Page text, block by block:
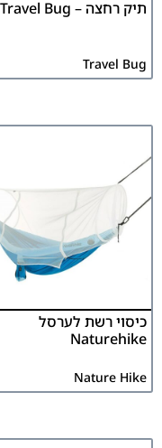
תיק רחצה – Travel Bug
Travel Bug
כיסוי רשת לערסל
Naturehike
Nature Hike